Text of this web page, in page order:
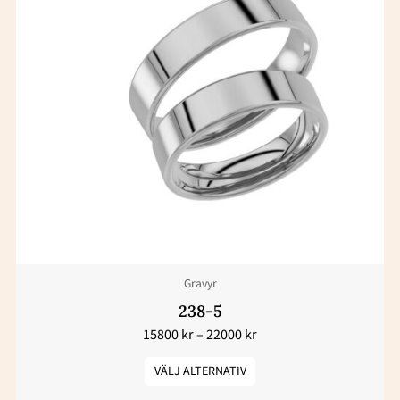
Gravyr
238-5
15800kr–22000kr
15800 kr
till
22000 kr
VÄLJ ALTERNATIV
produkten
har
varianter.
De
olika
alternativen
på
produktsidan